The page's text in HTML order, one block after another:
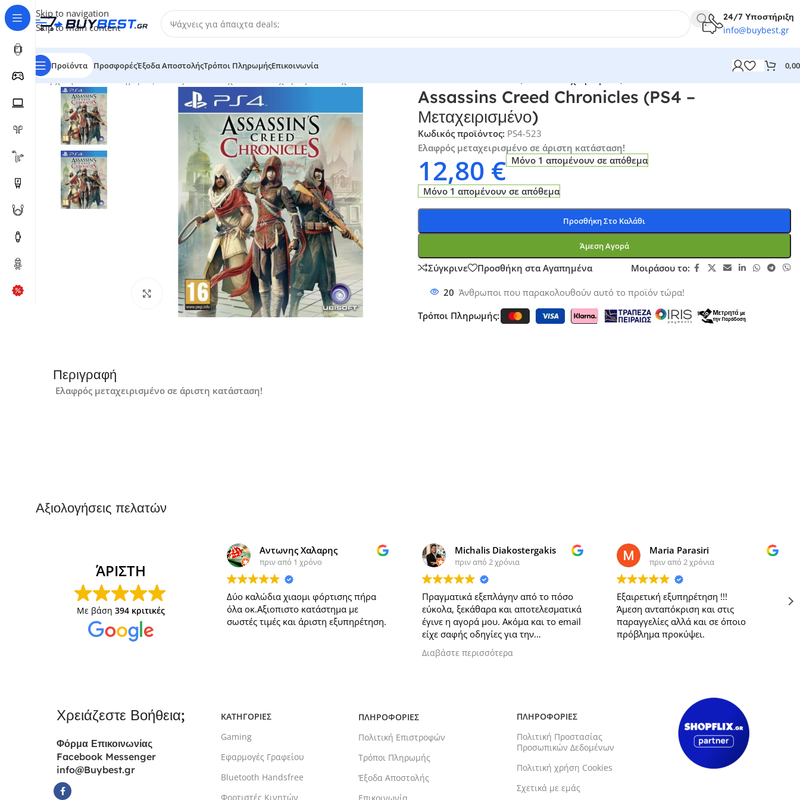
Skip to navigation
Skip to main content
24/7 Υποστήριξη
info@buybest.gr
Προϊόντα ΠροσφορέςΈξοδα ΑποστολήςΤρόποι ΠληρωμήςΕπικοινωνία
Αρχική σελίδα
Click to enlarge
Assassins Creed Chronicles (PS4 –
Μεταχειρισμένο)
Κωδικός προϊόντος: PS4-523
Ελαφρός μεταχειρισμένo σε άριστη κατάσταση!
12,80 € Μόνο 1 απομένουν σε απόθεμα
Μόνο 1 απομένουν σε απόθεμα
Προσθήκη Στο Καλάθι
Άμεση Αγορά
Σύγκρινε Προσθήκη στα Αγαπημένα Μοιράσου το:
20 Άνθρωποι που παρακολουθούν αυτό το προϊόν τώρα!
Τρόποι Πληρωμής:
Περιγραφή
Ελαφρός μεταχειρισμένo σε άριστη κατάσταση!
Αξιολογήσεις πελατών
ΆΡΙΣΤΗ
Με βάση 394 κριτικές
Αντωνης Χαλαρης
πριν από 1 χρόνο
Δύο καλώδια χιαομι φόρτισης πήρα
όλα οκ.Αξιοπιστο κατάστημα με
σωστές τιμές και άριστη εξυπηρέτηση.
Michalis Diakostergakis
πριν από 2 χρόνια
Πραγματικά εξεπλάγην από το πόσο
εύκολα, ξεκάθαρα και αποτελεσματικά
έγινε η αγορά μου. Ακόμα και το email
είχε σαφής οδηγίες για την
ενεργοποίηση του προϊόντος μου. Αν
μπορώ να προτείνω κάτι από μεριάς
Διαβάστε περισσότερα
Maria Parasiri
πριν από 2 χρόνια
Εξαιρετική εξυπηρέτηση !!!
Άμεση ανταπόκριση και στις
παραγγελίες αλλά και σε όποιο
πρόβλημα προκύψει.
Χρειάζεστε Βοήθεια;
Φόρμα Επικοινωνίας
Facebook Messenger
info@Buybest.gr
ΚΑΤΗΓΟΡΙΕΣ
Gaming
Εφαρμογές Γραφείου
Bluetooth Handsfree
Φορτιστές Κινητών
ΠΛΗΡΟΦΟΡΙΕΣ
Πολιτική Επιστροφών
Τρόποι Πληρωμής
Έξοδα Αποστολής
ΠΛΗΡΟΦΟΡΙΕΣ
Πολιτική Προστασίας
Προσωπικών Δεδομένων
Πολιτική χρήση Cookies
Σχετικά με εμάς